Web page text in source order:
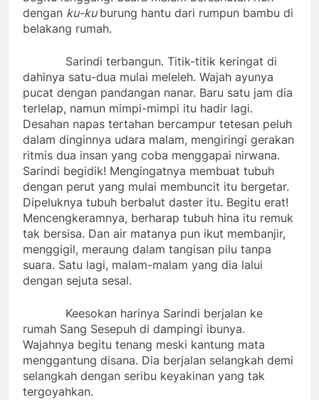
dengan ku-ku­ burung hantu dari rumpun bambu di
belakang rumah.
Sarindi terbangun. Titik-titik keringat di
dahinya satu-dua mulai meleleh. Wajah ayunya
pucat dengan pandangan nanar. Baru satu jam dia
terlelap, namun mimpi-mimpi itu hadir lagi.
Desahan napas tertahan bercampur tetesan peluh
dalam dinginnya udara malam, mengiringi gerakan
ritmis dua insan yang coba menggapai nirwana.
Sarindi begidik! Mengingatnya membuat tubuh
dengan perut yang mulai membuncit itu bergetar.
Dipeluknya tubuh berbalut daster itu. Begitu erat!
Mencengkeramnya, berharap tubuh hina itu remuk
tak bersisa. Dan air matanya pun ikut membanjir,
menggigil, meraung dalam tangisan pilu tanpa
suara. Satu lagi, malam-malam yang dia lalui
dengan sejuta sesal.
Keesokan harinya Sarindi berjalan ke
rumah Sang Sesepuh di dampingi ibunya.
Wajahnya begitu tenang meski kantung mata
menggantung disana. Dia berjalan selangkah demi
selangkah dengan seribu keyakinan yang tak
tergoyahkan.